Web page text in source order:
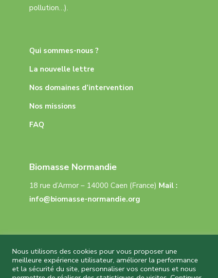
pollution…).
Qui sommes-nous ?
La nouvelle lettre
Nos domaines d’intervention
Nos missions
FAQ
Biomasse Normandie
18 rue d’Armor – 14000 Caen (France) Mail :
info@biomasse-normandie.org
Biomasse Normandie © 2026 Tous droits réservés
Nous utilisons des cookies pour vous proposer une
meilleure expérience utilisateur, améliorer la performance
et la sécurité du site, personnaliser vos contenus et nous